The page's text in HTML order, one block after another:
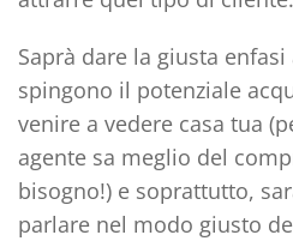
Saprà dare la giusta
spingono il potenziale
venire a vedere casa tua
agente sa meglio del
bisogno!) e soprattutto,
parlare nel modo giusto